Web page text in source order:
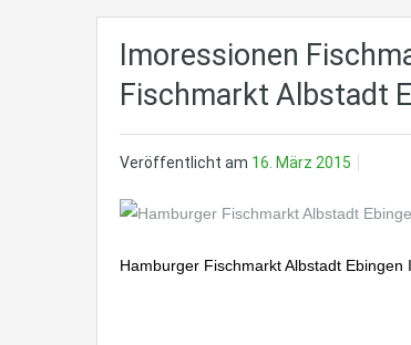
Imoressionen
Fischmarkt Albstadt
Veröffentlicht am 16. März 2015
Hamburger Fischmarkt Albstadt Ebingen